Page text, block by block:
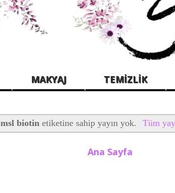
MAKYAJ TEMİZLİK
msl biotin etiketine sahip yayın yok. Tüm
Ana Sayfa